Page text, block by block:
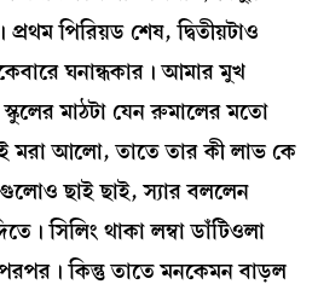
পিরিয়ড শেষ, দ্বিতীয়টাও
ঘনান্ধকার। আমার মুখ
মাঠটা যেন রুমালের মতো
মরা আলো, তাতে তার কী লাভ কে
ছাই ছাই, স্যার বললেন
সিলিং থাকা লম্বা ডাঁটিওলা
কিন্তু তাতে মনকেমন বাড়ল